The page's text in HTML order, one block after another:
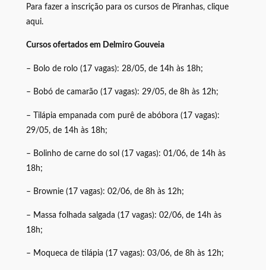
Para fazer a inscrição para os cursos de Piranhas, clique
aqui.
Cursos ofertados em Delmiro Gouveia
– Bolo de rolo (17 vagas): 28/05, de 14h às 18h;
– Bobó de camarão (17 vagas): 29/05, de 8h às 12h;
– Tilápia empanada com purê de abóbora (17 vagas):
29/05, de 14h às 18h;
– Bolinho de carne do sol (17 vagas): 01/06, de 14h às
18h;
– Brownie (17 vagas): 02/06, de 8h às 12h;
– Massa folhada salgada (17 vagas): 02/06, de 14h às
18h;
– Moqueca de tilápia (17 vagas): 03/06, de 8h às 12h;